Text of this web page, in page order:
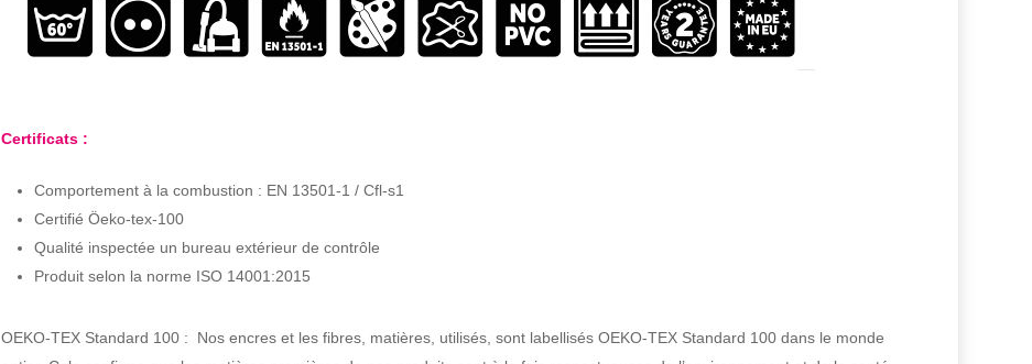
Certificats :
Comportement à la combustion : EN 13501-1 / Cfl-s1
Certifié Öeko-tex-100
Qualité inspectée un bureau extérieur de contrôle
Produit selon la norme ISO 14001:2015
OEKO-TEX Standard 100 : Nos encres et les fibres, matières, utilisés, sont labellisés OEKO-TEX Standard 100 dans le monde